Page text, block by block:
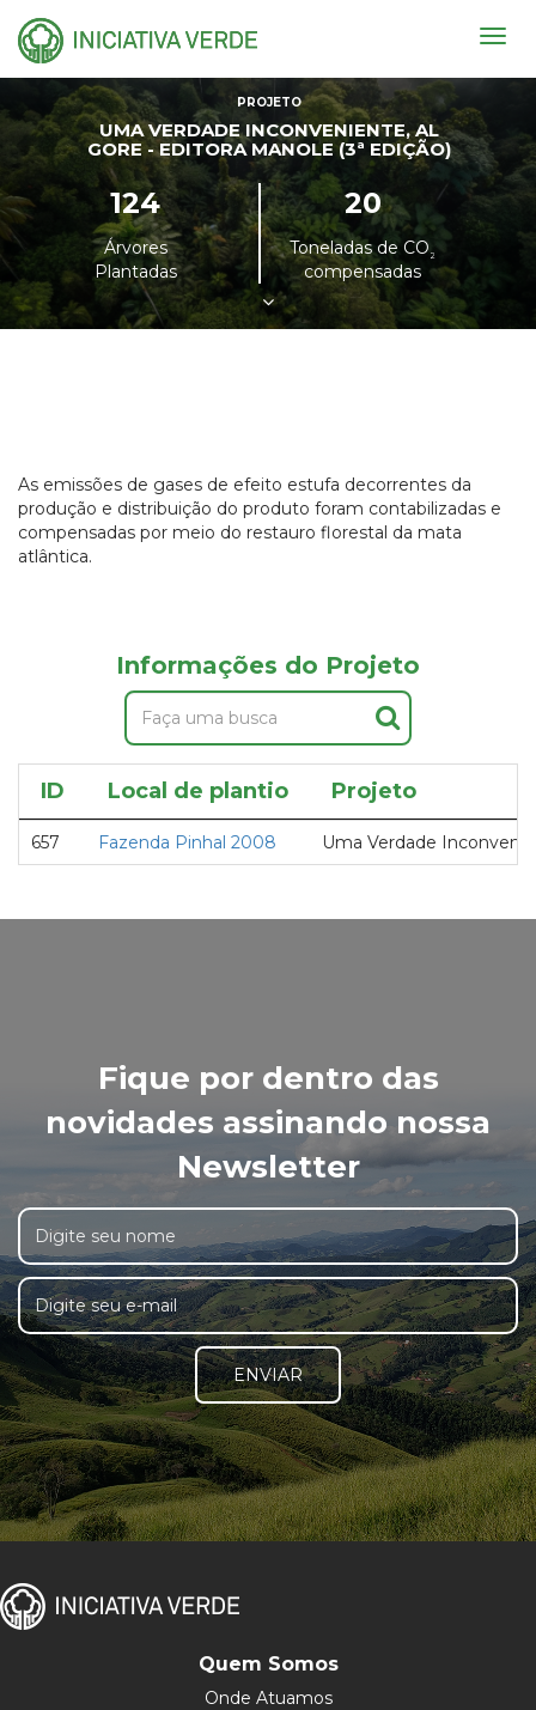
PROJETO
UMA VERDADE INCONVENIENTE, AL
GORE - EDITORA MANOLE (3ª EDIÇÃO)
124
Árvores
Plantadas
20
Toneladas de CO²
compensadas
As emissões de gases de efeito estufa decorrentes da
produção e distribuição do produto foram contabilizadas e
compensadas por meio do restauro florestal da mata
atlântica.
Informações do Projeto
ID Local de plantio Projeto
657 Fazenda Pinhal 2008 Uma Verdade
Fique por dentro das
novidades assinando nossa
Newsletter
ENVIAR
Quem Somos
Onde Atuamos